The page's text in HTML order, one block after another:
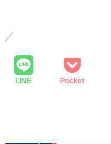
LINE Pocket